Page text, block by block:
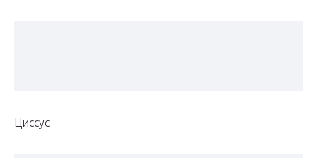
Циссус